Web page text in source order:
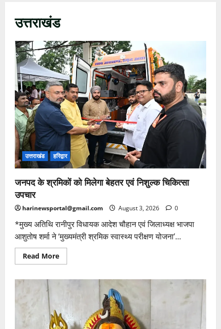
उत्तराखंड
उत्तराखंड हरिद्वार
जनपद के श्रमिकों को मिलेगा बेहतर एवं निशुल्क चिकित्सा
उपचार
harinewsportal@gmail.com August 3, 2026 0
*मुख्य अतिथि रानीपुर विधायक आदेश चौहान एवं जिलाध्यक्ष भाजपा
आशुतोष शर्मा ने ‘मुख्यमंत्री श्रमिक स्वास्थ्य परीक्षण योजना’...
Read MoreRead
more
बेहतर
एवं
निशुल्क